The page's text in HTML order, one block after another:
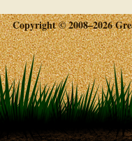
Copyright © 2008–2026